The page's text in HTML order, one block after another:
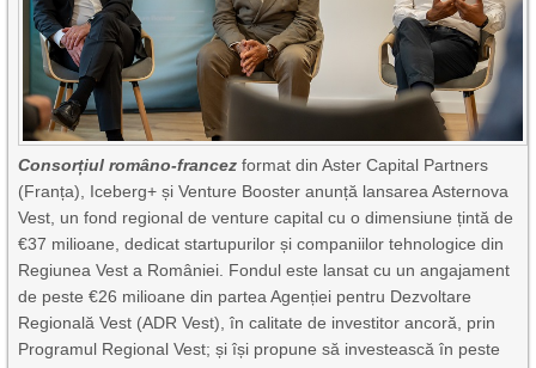
Consorțiul româno-francez format din Aster Capital Partners
(Franța), Iceberg+ și Venture Booster anunță lansarea Asternova
Vest, un fond regional de venture capital cu o dimensiune țintă de
€37 milioane, dedicat startupurilor și companiilor tehnologice din
Regiunea Vest a României. Fondul este lansat cu un angajament
de peste €26 milioane din partea Agenției pentru Dezvoltare
Regională Vest (ADR Vest), în calitate de investitor ancoră, prin
Programul Regional Vest; și își propune să investească în peste